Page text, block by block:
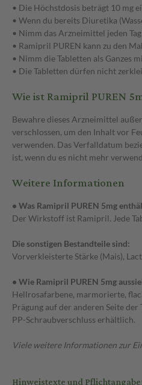
• Die Höchstdosis beträgt 10 mg
• Wenn du bereits Diuretika
• Nimm das Arzneimittel jeden
• Ramipril PUREN kann zu den
• Nimm die Tabletten als Ganzes
• Die Tabletten dürfen nicht
Wie ist Ramipril PUREN
Bewahre dieses Arzneimittel
verschlossen, um den Inhalt vor
verwenden. Das Verfalldatum
ist, wenn du es nicht mehr
Weitere Informationen
• Was Ramipril PUREN 5mg
Der Wirkstoff ist Ramipril. Jede
Die sonstigen Bestandteile sind:
Vorverkleisterte Stärke (Mais),
• Wie Ramipril PUREN 5mg
Hellrosafarbene, marmorierte,
Prägung auf der anderen Seite
PP-Schraubverschluss erhältlich.
Viele weitere Informationen zur